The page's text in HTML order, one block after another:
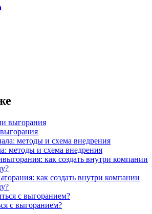
методы и схема внедрения
как создать внутри компании
с выгоранием?